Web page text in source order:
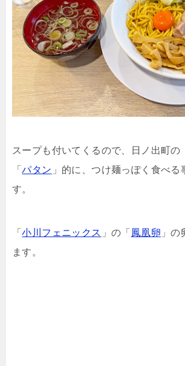
スープも付いてくるので、日ノ出町の
「パタン 」的に、つけ麺っぽく食べる
す。
「小川フェニックス 」の「 鳳凰卵 」
ます。